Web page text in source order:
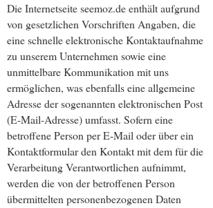
Die Internetseite seemoz.de enthält aufgrund
von gesetzlichen Vorschriften Angaben, die
eine schnelle elektronische Kontaktaufnahme
zu unserem Unternehmen sowie eine
unmittelbare Kommunikation mit uns
ermöglichen, was ebenfalls eine allgemeine
Adresse der sogenannten elektronischen Post
(E-Mail-Adresse) umfasst. Sofern eine
betroffene Person per E-Mail oder über ein
Kontaktformular den Kontakt mit dem für die
Verarbeitung Verantwortlichen aufnimmt,
werden die von der betroffenen Person
übermittelten personenbezogenen Daten